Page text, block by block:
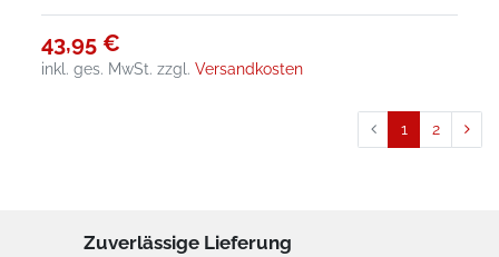
43,95 €
inkl. ges. MwSt. zzgl.Versandkosten
1 2
Zuverlässige Lieferung